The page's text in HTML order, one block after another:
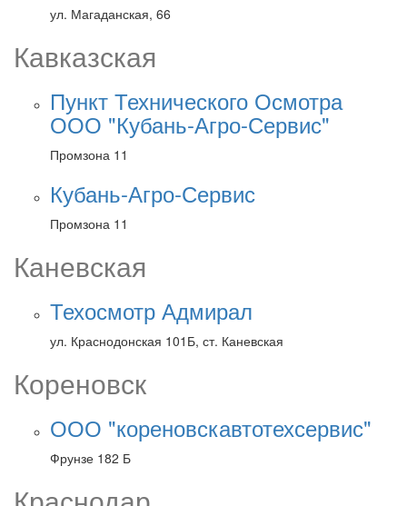
ул. Магаданская, 66
Кавказская
Пункт Технического Осмотра
ООО "Кубань-Агро-Сервис"
Промзона 11
Кубань-Агро-Сервис
Промзона 11
Каневская
Техосмотр Адмирал
ул. Краснодонская 101Б, ст. Каневская
Кореновск
ООО "кореновскавтотехсервис"
Фрунзе 182 Б